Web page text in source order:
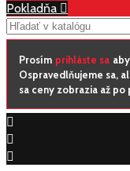
Pokladňa 
Prosím prihláste sa
Ospravedlňujeme sa,
sa ceny zobrazia až po


